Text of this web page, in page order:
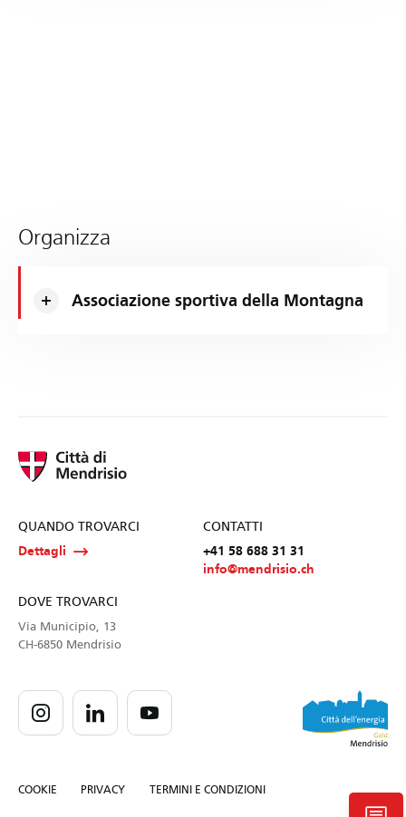
Organizza
Associazione sportiva della Montagna
QUANDO TROVARCI
Dettagli
CONTATTI
+41 58 688 31 31
info@mendrisio.ch
DOVE TROVARCI
Via Municipio, 13
CH-6850 Mendrisio
COOKIE PRIVACY TERMINI E CONDIZIONI